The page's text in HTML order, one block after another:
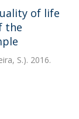
of life
the
S.). 2016.